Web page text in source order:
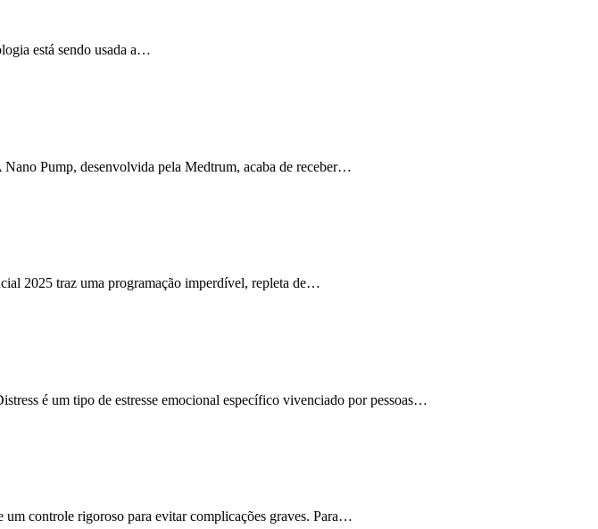
está sendo usada a…
Pump, desenvolvida pela Medtrum, acaba de receber…
2025 traz uma programação imperdível, repleta de…
é um tipo de estresse emocional específico vivenciado por pessoas…
um controle rigoroso para evitar complicações graves. Para…